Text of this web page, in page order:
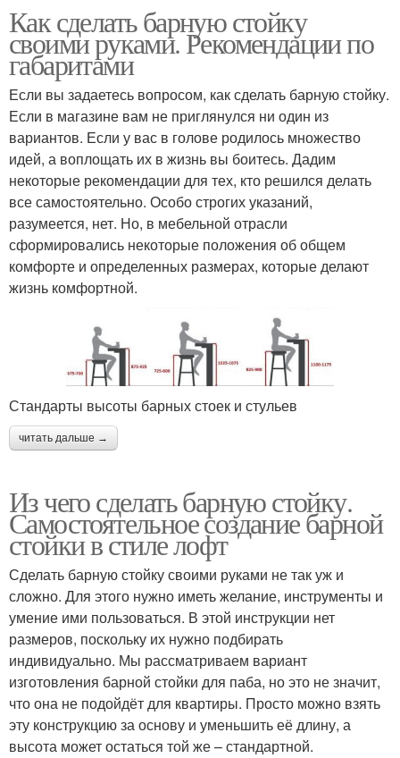
Как сделать барную стойку
своими руками. Рекомендации по
габаритами
Если вы задаетесь вопросом, как сделать барную стойку.
Если в магазине вам не приглянулся ни один из
вариантов. Если у вас в голове родилось множество
идей, а воплощать их в жизнь вы боитесь. Дадим
некоторые рекомендации для тех, кто решился делать
все самостоятельно. Особо строгих указаний,
разумеется, нет. Но, в мебельной отрасли
сформировались некоторые положения об общем
комфорте и определенных размерах, которые делают
жизнь комфортной.
Стандарты высоты барных стоек и стульев
читать дальше →
Из чего сделать барную стойку.
Самостоятельное создание барной
стойки в стиле лофт
Сделать барную стойку своими руками не так уж и
сложно. Для этого нужно иметь желание, инструменты и
умение ими пользоваться. В этой инструкции нет
размеров, поскольку их нужно подбирать
индивидуально. Мы рассматриваем вариант
изготовления барной стойки для паба, но это не значит,
что она не подойдёт для квартиры. Просто можно взять
эту конструкцию за основу и уменьшить её длину, а
высота может остаться той же – стандартной.